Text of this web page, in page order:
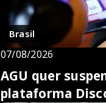
Brasil
07/08/2026
AGU quer
plataforma